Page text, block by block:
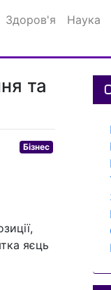
Здоров'я Наука
та
Бізнес
яєць